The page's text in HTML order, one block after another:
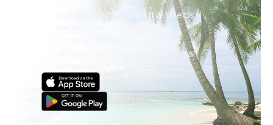
Nuevas ofertas cada día: vuelos,
vacaciones, escapadas
Cómoda gestión de reservas
¡Todo lo que importa, siempre al